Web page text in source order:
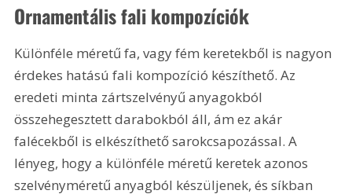
Ornamentális fali kompozíciók
Különféle méretű fa, vagy fém keretekből is nagyon
érdekes hatású fali kompozíció készíthető. Az
eredeti minta zártszelvényű anyagokból
összehegesztett darabokból áll, ám ez akár
falécekből is elkészíthető sarokcsapozással. A
lényeg, hogy a különféle méretű keretek azonos
szelvényméretű anyagból készüljenek, és síkban